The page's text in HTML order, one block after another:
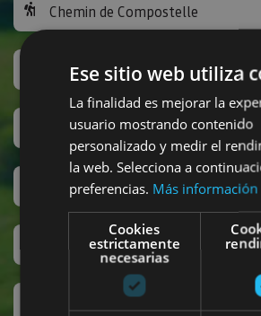
Chemin de Compostelle
Activités ludiques et autres
San Fermin
Accesibilidad
Turismo regenerativo
Experiencias exclusivas
Ese sitio web utiliza
La finalidad es mejorar la
usuario mostrando contenido
personalizado y medir el
la web. Selecciona a
preferencias. Más información
Cookies
estrictamente
necesarias